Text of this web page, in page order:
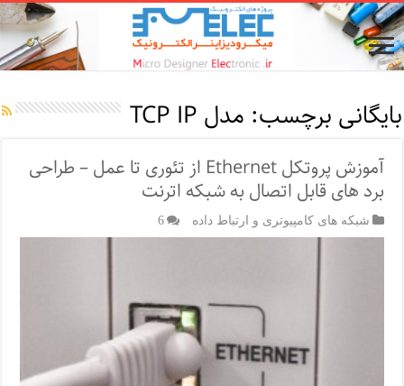
بایگانی برچسب: مدل TCP IP
آموزش پروتکل Ethernet از تئوری تا عمل – طراحی
برد های قابل اتصال به شبکه اترنت
شبکه های کامپیوتری و ارتباط داده 6